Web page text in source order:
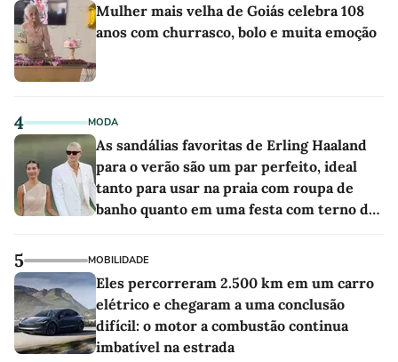
Mulher mais velha de Goiás celebra 108
anos com churrasco, bolo e muita emoção
4 MODA
As sandálias favoritas de Erling Haaland
para o verão são um par perfeito, ideal
tanto para usar na praia com roupa de
banho quanto em uma festa com terno de
5 MOBILIDADE
Eles percorreram 2.500 km em um carro
elétrico e chegaram a uma conclusão
difícil: o motor a combustão continua
imbatível na estrada